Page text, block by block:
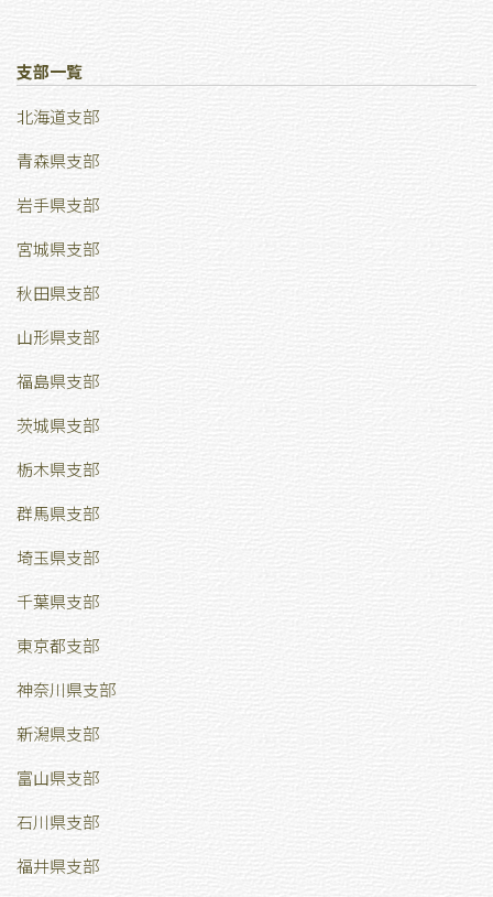
支部一覧
北海道支部
青森県支部
岩手県支部
宮城県支部
秋田県支部
山形県支部
福島県支部
茨城県支部
栃木県支部
群馬県支部
埼玉県支部
千葉県支部
東京都支部
神奈川県支部
新潟県支部
富山県支部
石川県支部
福井県支部